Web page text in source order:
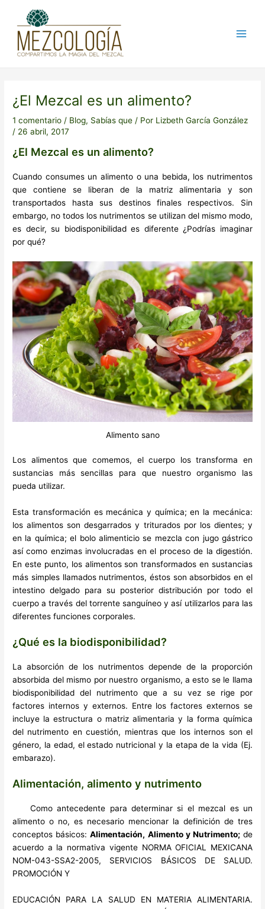
contenido
¿El Mezcal es un alimento?
1 comentario / Blog, Sabías que / Por Lizbeth García González
/ 26 abril, 2017
¿El Mezcal es un alimento?
Cuando consumes un alimento o una bebida, los nutrimentos
que contiene se liberan de la matriz alimentaria y son
transportados hasta sus destinos finales respectivos. Sin
embargo, no todos los nutrimentos se utilizan del mismo modo,
es decir, su biodisponibilidad es diferente ¿Podrías imaginar
por qué?
Alimento sano
Los alimentos que comemos, el cuerpo los transforma en
sustancias más sencillas para que nuestro organismo las
pueda utilizar.
Esta transformación es mecánica y química; en la mecánica:
los alimentos son desgarrados y triturados por los dientes; y
en la química; el bolo alimenticio se mezcla con jugo gástrico
así como enzimas involucradas en el proceso de la digestión.
En este punto, los alimentos son transformados en sustancias
más simples llamados nutrimentos, éstos son absorbidos en el
intestino delgado para su posterior distribución por todo el
cuerpo a través del torrente sanguíneo y así utilizarlos para las
diferentes funciones corporales.
¿Qué es la biodisponibilidad?
La absorción de los nutrimentos depende de la proporción
absorbida del mismo por nuestro organismo, a esto se le llama
biodisponibilidad del nutrimento que a su vez se rige por
factores internos y externos. Entre los factores externos se
incluye la estructura o matriz alimentaria y la forma química
del nutrimento en cuestión, mientras que los internos son el
género, la edad, el estado nutricional y la etapa de la vida (Ej.
embarazo).
Alimentación, alimento y nutrimento
Como antecedente para determinar si el mezcal es un
alimento o no, es necesario mencionar la definición de tres
conceptos básicos:Alimentación, Alimento y Nutrimento;de
acuerdo a la normativa vigente NORMA OFICIAL MEXICANA
NOM-043-SSA2-2005, SERVICIOS BÁSICOS DE SALUD.
PROMOCIÓN Y
EDUCACIÓN PARA LA SALUD EN MATERIA ALIMENTARIA.
navigation